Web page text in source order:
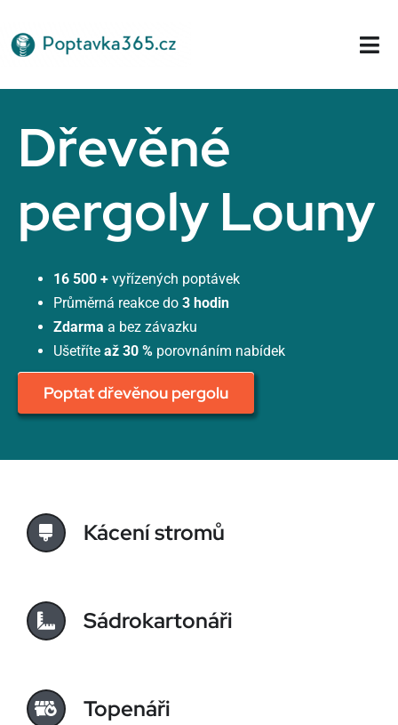
na
obsah
Dřevěné
pergoly Louny
16 500 + vyřízených poptávek
Průměrná reakce do 3 hodin
Zdarma a bez závazku
Ušetříte až 30 %porovnáním nabídek
Poptat dřevěnou pergolu
Kácení stromů
Sádrokartonáři
Topenáři